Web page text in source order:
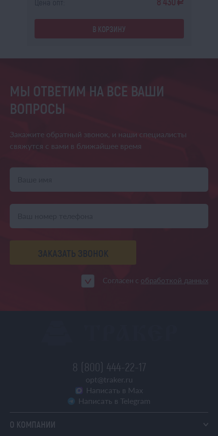
a
В КОРЗИНУ
МЫ ОТВЕТИМ НА ВСЕ ВАШИ
ВОПРОСЫ
Закажите обратный звонок, и наши специалисты
свяжутся с вами в ближайшее время
ЗАКАЗАТЬ ЗВОНОК
Согласен с обработкой данных
8 (800) 444-22-17
opt@traker.ru
Написать в Max
Написать в Telegram
О КОМПАНИИ